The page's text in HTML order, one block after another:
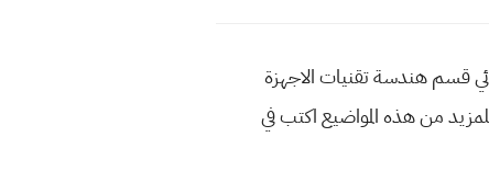
2023 الاجور الدراسية صباحي مسائي قسم هندسة تقنيات الاجهزة
من هذه المواضيع اكتب في